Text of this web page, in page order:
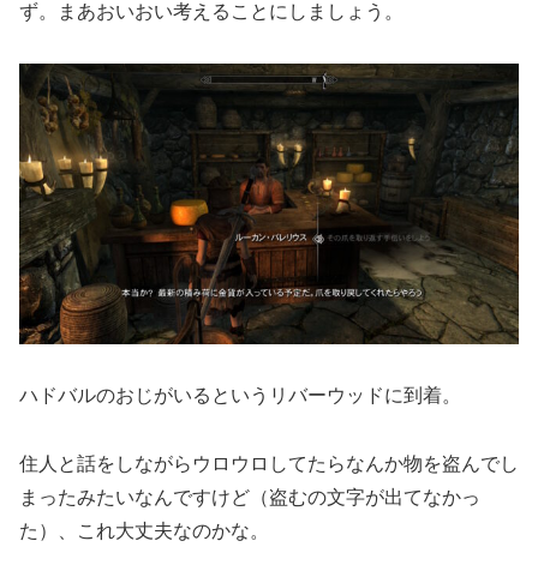
ず。まあおいおい考えることにしましょう。
ハドバルのおじがいるというリバーウッドに到着。
住人と話をしながらウロウロしてたらなんか物を盗んでし
まったみたいなんですけど（盗むの文字が出てなかっ
た）、これ大丈夫なのかな。